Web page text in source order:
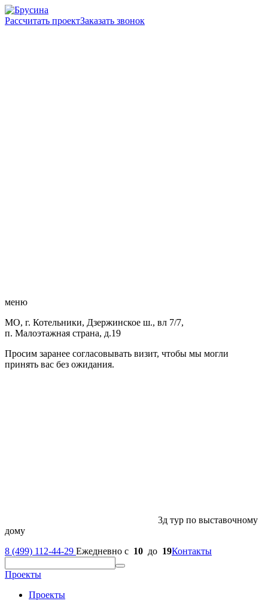
Рассчитать проектЗаказать звонок
меню
МО, г. Котельники, Дзержинское ш., вл 7/7,
п. Малоэтажная страна, д.19
Просим заранее согласовывать визит, чтобы мы могли
принять вас без ожидания.
3д тур по выставочному
дому
8 (499) 112-44-29 Ежедневно с 10 до 19Контакты
Проекты
Проекты